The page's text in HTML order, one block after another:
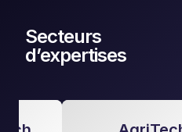
Secteurs
d’expertises
Slide 4 of 6